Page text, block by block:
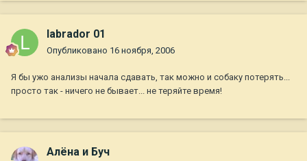
labrador 01
Опубликовано 16 ноября, 2006
Я бы ужо анализы начала сдавать, так можно и собаку потерять...
просто так - ничего не бывает... не теряйте время!
Алёна и Буч